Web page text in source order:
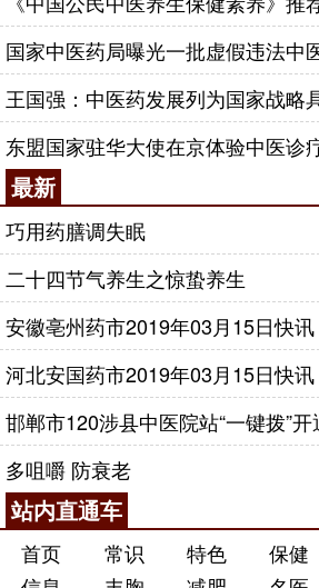
国家中医药局曝光一批虚假违法中
王国强：中医药发展列为国家战略
东盟国家驻华大使在京体验中医诊
最新
巧用药膳调失眠
二十四节气养生之惊蛰养生
安徽亳州药市2019年03月15日快讯
河北安国药市2019年03月15日快讯
邯郸市120涉县中医院站“一键拨”开
多咀嚼 防衰老
站内直通车
首页 常识 特色 保健